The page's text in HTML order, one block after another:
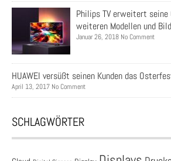
Philips TV erweitert seine
weiteren Modellen und
Januar 26, 2018 No Comment
HUAWEI versüßt seinen Kunden das
April 13, 2017 No Comment
SCHLAGWÖRTER